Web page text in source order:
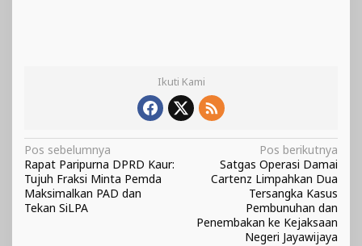
Ikuti Kami
Navigasi
pos
Pos sebelumnya
Rapat Paripurna DPRD Kaur:
Tujuh Fraksi Minta Pemda
Maksimalkan PAD dan
Tekan SiLPA
Pos berikutnya
Satgas Operasi Damai
Cartenz Limpahkan Dua
Tersangka Kasus
Pembunuhan dan
Penembakan ke Kejaksaan
Negeri Jayawijaya